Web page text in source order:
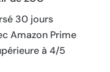
30 jours
Amazon Prime
à 4/5